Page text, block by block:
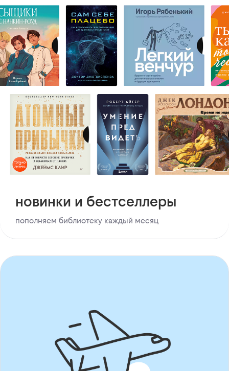
новинки и бестселлеры
пополняем библиотеку каждый месяц